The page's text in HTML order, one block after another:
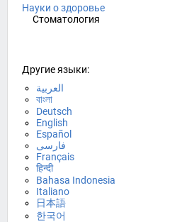
Науки о здоровье
Стоматология
Другие языки:
العربية
বাংলা
Deutsch
English
Español
فارسی
Français
हिन्दी
Bahasa Indonesia
Italiano
日本語
한국어